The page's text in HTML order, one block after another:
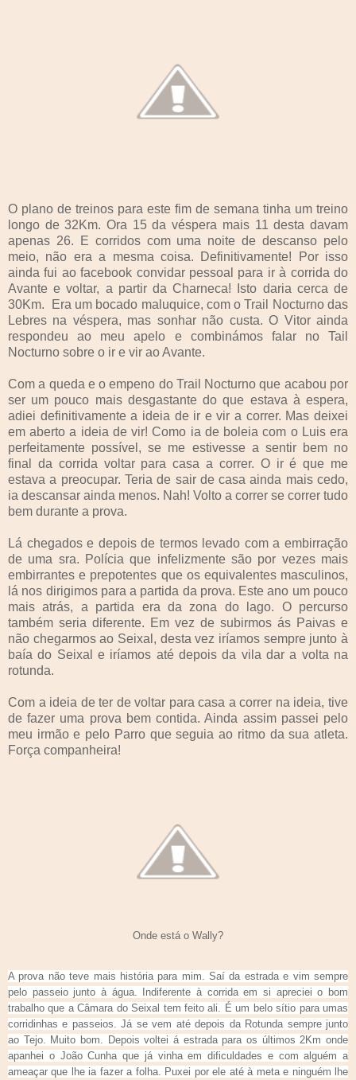
O plano de treinos para este fim de semana tinha um treino
longo de 32Km. Ora 15 da véspera mais 11 desta davam
apenas 26. E corridos com uma noite de descanso pelo
meio, não era a mesma coisa. Definitivamente! Por isso
ainda fui ao facebook convidar pessoal para ir à corrida do
Avante e voltar, a partir da Charneca! Isto daria cerca de
30Km. Era um bocado maluquice, com o Trail Nocturno das
Lebres na véspera, mas sonhar não custa. O Vitor ainda
respondeu ao meu apelo e combinámos falar no Tail
Nocturno sobre o ir e vir ao Avante.
Com a queda e o empeno do Trail Nocturno que acabou por
ser um pouco mais desgastante do que estava à espera,
adiei definitivamente a ideia de ir e vir a correr. Mas deixei
em aberto a ideia de vir! Como ia de boleia com o Luis era
perfeitamente possível, se me estivesse a sentir bem no
final da corrida voltar para casa a correr. O ir é que me
estava a preocupar. Teria de sair de casa ainda mais cedo,
ia descansar ainda menos. Nah! Volto a correr se correr tudo
bem durante a prova.
Lá chegados e depois de termos levado com a embirração
de uma sra. Polícia que infelizmente são por vezes mais
embirrantes e prepotentes que os equivalentes masculinos,
lá nos dirigimos para a partida da prova. Este ano um pouco
mais atrás, a partida era da zona do lago. O percurso
também seria diferente. Em vez de subirmos ás Paivas e
não chegarmos ao Seixal, desta vez iríamos sempre junto à
baía do Seixal e iríamos até depois da vila dar a volta na
rotunda.
Com a ideia de ter de voltar para casa a correr na ideia, tive
de fazer uma prova bem contida. Ainda assim passei pelo
meu irmão e pelo Parro que seguia ao ritmo da sua atleta.
Força companheira!
Onde está o Wally?
A prova não teve mais história para mim. Saí da estrada e vim sempre
pelo passeio junto à água. Indiferente à corrida em si apreciei o bom
trabalho que a Câmara do Seixal tem feito ali. É um belo sítio para umas
corridinhas e passeios. Já se vem até depois da Rotunda sempre junto
ao Tejo. Muito bom. Depois voltei á estrada para os últimos 2Km onde
apanhei o João Cunha que já vinha em dificuldades e com alguém a
ameaçar que lhe ia fazer a folha. Puxei por ele até à meta e ninguém lhe